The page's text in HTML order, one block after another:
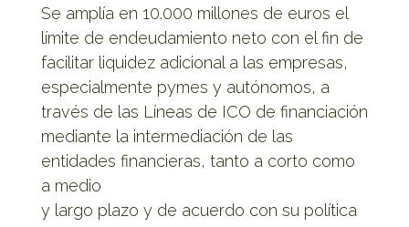
Se amplía en 10.000 millones de euros el
límite de endeudamiento neto con el fin de
facilitar liquidez adicional a las empresas,
especialmente pymes y autónomos, a
través de las Líneas de ICO de financiación
mediante la intermediación de las
entidades financieras, tanto a corto como
a medio
y largo plazo y de acuerdo con su política